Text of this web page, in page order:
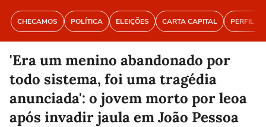
CHECAMOS POLÍTICA ELEIÇÕES CARTA CAPITAL PERFIL
'Era um menino abandonado por
todo sistema, foi uma tragédia
anunciada': o jovem morto por leoa
após invadir jaula em João Pessoa